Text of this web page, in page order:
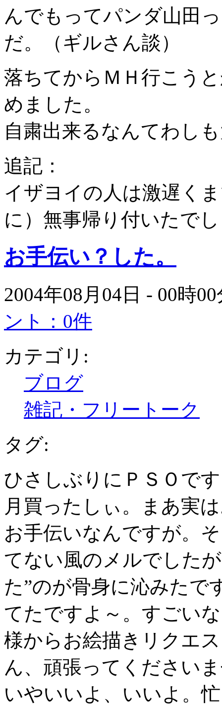
んでもってパンダ山田
だ。（ギルさん談）
落ちてからＭＨ行こう
めました。
自粛出来るなんてわし
追記：
イザヨイの人は激遅く
に）無事帰り付いたで
お手伝い？した。
2004年08月04日 - 00時
ント：0件
カテゴリ:
ブログ
雑記・フリートーク
タグ:
ひさしぶりにＰＳＯで
月買ったしぃ。まあ実
お手伝いなんですが。
てない風のメルでした
た”のが骨身に沁みたで
てたですよ～。すごい
様からお絵描きリクエ
ん、頑張ってください
いやいいよ、いいよ。